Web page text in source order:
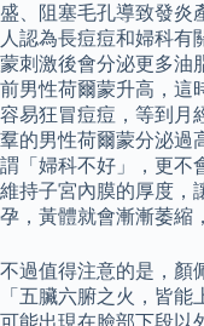
盛、阻塞毛孔導致發炎
人認為長痘痘和婦科有
蒙刺激後會分泌更多油
前男性荷爾蒙升高，這
容易狂冒痘痘，等到月
羣的男性荷爾蒙分泌過
謂「婦科不好」，更不
維持子宮內膜的厚度，
孕，黃體就會漸漸萎縮
不過值得注意的是，顏
「五臟六腑之火，皆
可能出現在臉部下段以